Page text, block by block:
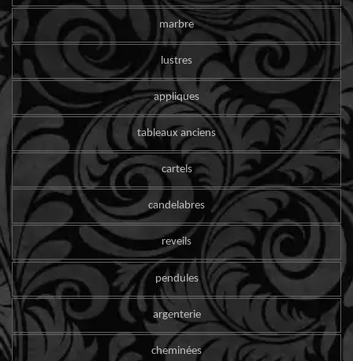
marbre
lustres
appliques
tableaux anciens
cartels
candelabres
reveils
pendules
argenterie
cheminées